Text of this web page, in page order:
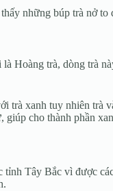
những búp trà nở
Hoàng trà, dòng trà
trà xanh tuy nhiên trà
cho thành phần
tỉnh Tây Bắc vì được